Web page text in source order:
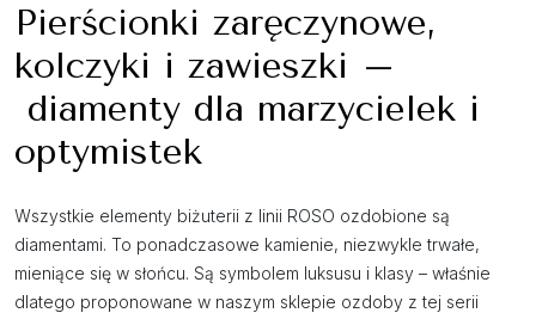
Pierścionki zaręczynowe,
kolczyki i zawieszki –
diamenty dla marzycielek i
optymistek
Wszystkie elementy biżuterii z linii ROSO ozdobione są
diamentami. To ponadczasowe kamienie, niezwykle trwałe,
mieniące się w słońcu. Są symbolem luksusu i klasy – właśnie
dlatego proponowane w naszym sklepie ozdoby z tej serii